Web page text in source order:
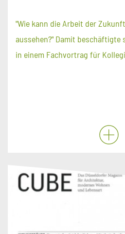
"Wie kann die Arbeit der
aussehen?" Damit beschäftigte
in einem Fachvortrag für